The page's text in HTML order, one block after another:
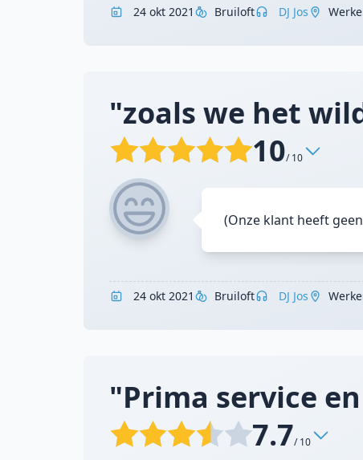
24 okt 2021 Bruiloft DJ Jos
"zoals we het
10/ 10
(Onze klant heeft
24 okt 2021 Bruiloft DJ Jos
"Prima service en
7.7/ 10